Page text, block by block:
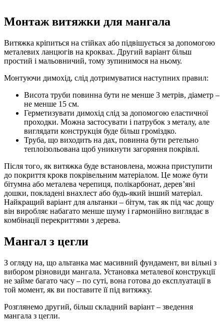
Монтаж витяжки для мангала
Витяжка кріпиться на стійках або підвішується за допомогою
металевих ланцюгів на кроквах. Другий варіант більш
простий і мальовничий, тому зупинимося на ньому.
Монтуючи димохід, слід дотримуватися наступних правил:
Висота труби повинна бути не менше 3 метрів, діаметр –
не менше 15 см.
Герметизувати димохід слід за допомогою еластичної
проходки. Можна застосувати і патрубок з металу, але
виглядати конструкція буде більш громіздко.
Труба, що виходить на дах, повинна бути ретельно
теплоізольована щоб уникнути загоряння покрівлі.
Після того, як витяжка буде встановлена, можна приступити
до покриття крокв покрівельним матеріалом. Це може бути
бітумна або металева черепиця, полікарбонат, дерев’яні
дошки, покладені внахлест або будь-який інший матеріал.
Найкращий варіант для альтанки – бітум, так як під час дощу
він виробляє набагато менше шуму і гармонійно виглядає в
комбінації перекриттями з дерева.
Мангал з цегли
З огляду на, що альтанка має масивний фундамент, ви вільні з
вибором різновиди мангала. Установка металевої конструкції
не займе багато часу – по суті, вона готова до експлуатації в
той момент, як ви поставите її під витяжку.
Розглянемо другий, більш складний варіант – зведення
мангала з цегли.